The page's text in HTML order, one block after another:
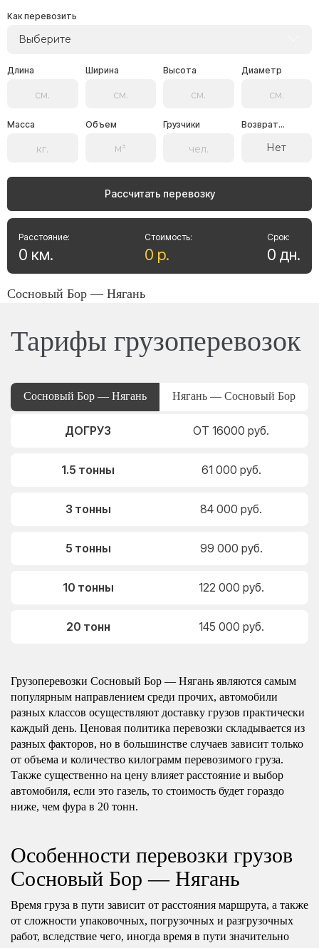
Как перевозить
Выберите
Длина Ширина Высота Диаметр
Масса Объем Грузчики Возврат...
Нет
Рассчитать перевозку
Стоимость:
0 р.
Расстояние:
0 км.
Срок:
0 дн.
Сосновый Бор — Нягань
Тарифы грузоперевозок
Сосновый Бор — Нягань Нягань — Сосновый Бор
ДОГРУЗ ОТ 16000 руб.
1.5 тонны 61 000 руб.
3 тонны 84 000 руб.
5 тонны 99 000 руб.
10 тонны 122 000 руб.
20 тонн 145 000 руб.
Грузоперевозки Сосновый Бор — Нягань являются самым
популярным направлением среди прочих, автомобили
разных классов осуществляют доставку грузов практически
каждый день. Ценовая политика перевозки складывается из
разных факторов, но в большинстве случаев зависит только
от объема и количество килограмм перевозимого груза.
Также существенно на цену влияет расстояние и выбор
автомобиля, если это газель, то стоимость будет гораздо
ниже, чем фура в 20 тонн.
Особенности перевозки грузов
Сосновый Бор — Нягань
Время груза в пути зависит от расстояния маршрута, а также
от сложности упаковочных, погрузочных и разгрузочных
работ, вследствие чего, иногда время в пути значительно